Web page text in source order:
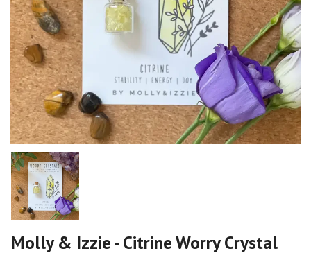
Molly & Izzie - Citrine Worry Crystal